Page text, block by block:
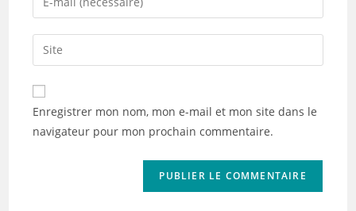
comment
your
email
address
comment
Saisir
l’URL
de
votre
(facultatif)
Enregistrer mon nom, mon e-mail et mon site dans le
navigateur pour mon prochain commentaire.